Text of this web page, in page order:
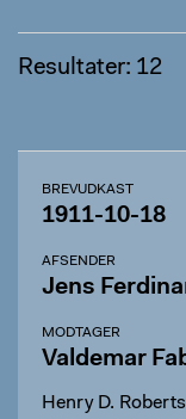
Resultater: 12
BREVUDKAST
1911-10-18
AFSENDER
Jens
MODTAGER
Valdemar
Henry D.